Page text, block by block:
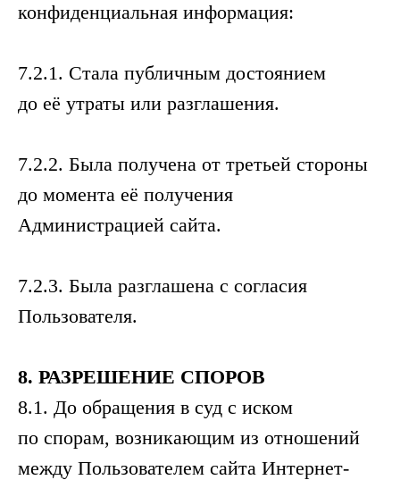
конфиденциальная информация:
7.2.1. Стала публичным достоянием
до её утраты или разглашения.
7.2.2. Была получена от третьей стороны
до момента её получения
Администрацией сайта.
7.2.3. Была разглашена с согласия
Пользователя.
8. РАЗРЕШЕНИЕ СПОРОВ
8.1. До обращения в суд с иском
по спорам, возникающим из отношений
между Пользователем сайта Интернет-